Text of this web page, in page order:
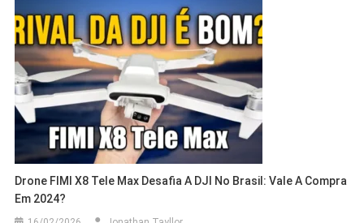
Drone FIMI X8 Tele Max Desafia A DJI No Brasil: Vale A Compra
Em 2024?